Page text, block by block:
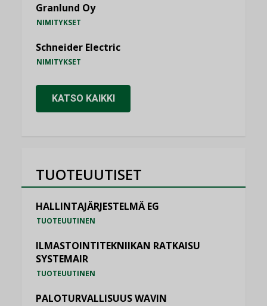
Granlund Oy
NIMITYKSET
Schneider Electric
NIMITYKSET
KATSO KAIKKI
TUOTEUUTISET
HALLINTAJÄRJESTELMÄ EG
TUOTEUUTINEN
ILMASTOINTITEKNIIKAN RATKAISU
SYSTEMAIR
TUOTEUUTINEN
PALOTURVALLISUUS WAVIN